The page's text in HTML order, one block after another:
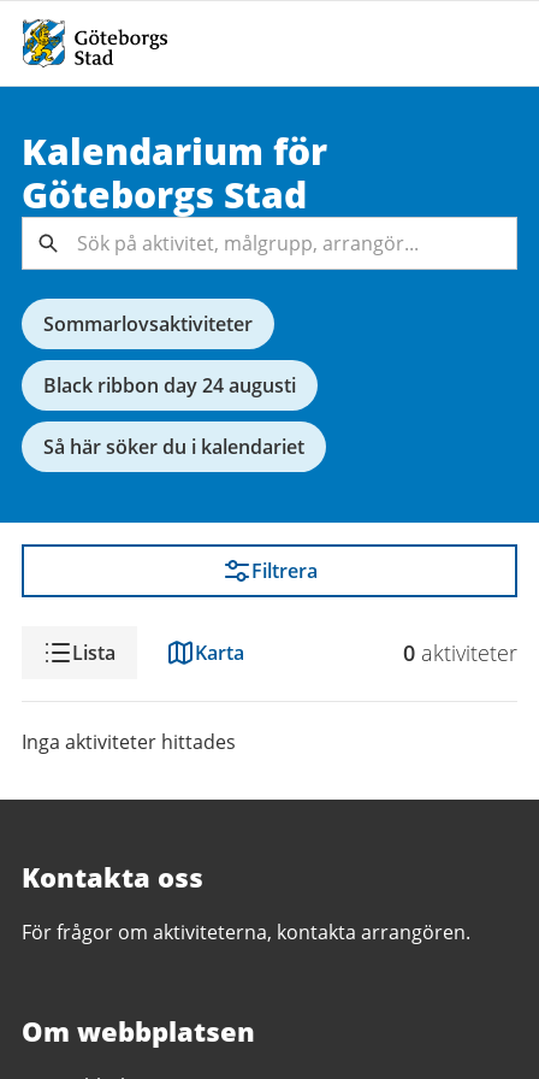
Kalendarium för
Göteborgs Stad
Sök på
aktivitet,
målgrupp,
arrangör...
Sök
Sommarlovsaktiviteter
Black ribbon day 24 augusti
Så här söker du i kalendariet
Filtrera
VisningLista Karta 0 aktiviteter
Inga aktiviteter hittades
Kontakta oss
För frågor om aktiviteterna, kontakta arrangören.
Om webbplatsen